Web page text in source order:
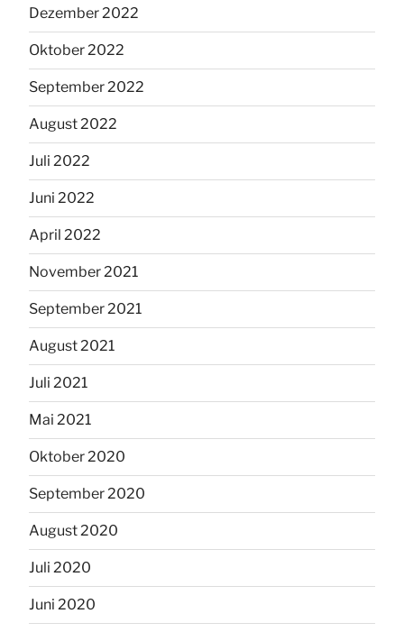
Dezember 2022
Oktober 2022
September 2022
August 2022
Juli 2022
Juni 2022
April 2022
November 2021
September 2021
August 2021
Juli 2021
Mai 2021
Oktober 2020
September 2020
August 2020
Juli 2020
Juni 2020